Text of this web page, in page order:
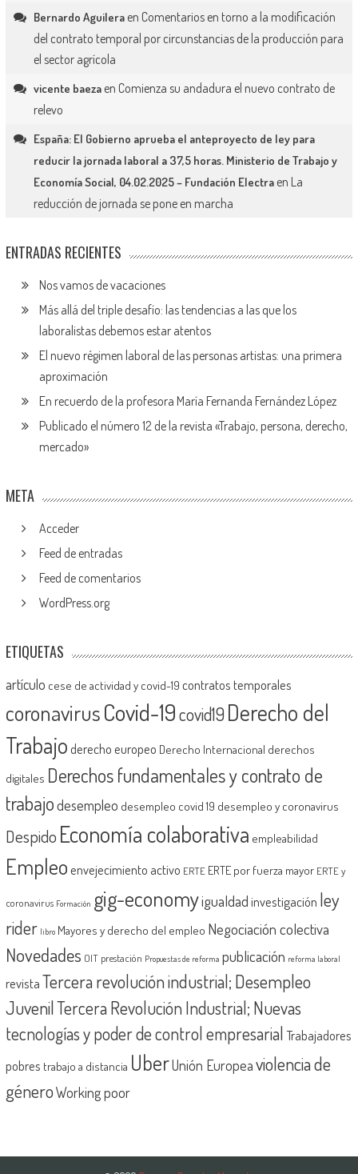
Bernardo Aguileraen Comentarios en torno a la modificación
del contrato temporal por circunstancias de la producción para
el sector agrícola
vicente baezaen Comienza su andadura el nuevo contrato de
relevo
España: El Gobierno aprueba el anteproyecto de ley para
reducir la jornada laboral a 37,5 horas. Ministerio de Trabajo y
Economía Social, 04.02.2025 – Fundación Electraen La
reducción de jornada se pone en marcha
ENTRADAS RECIENTES
Nos vamos de vacaciones
Más allá del triple desafío: las tendencias a las que los
laboralistas debemos estar atentos
El nuevo régimen laboral de las personas artistas: una primera
aproximación
En recuerdo de la profesora María Fernanda Fernández López
Publicado el número 12 de la revista «Trabajo, persona, derecho,
mercado»
META
Acceder
Feed de entradas
Feed de comentarios
WordPress.org
ETIQUETAS
artículo cese de actividad y covid-19 contratos temporales
coronavirusCovid-19covid19 Derecho del
Trabajoderecho europeo Derecho Internacional derechos
digitales Derechos fundamentales y contrato de
trabajodesempleo desempleo covid 19 desempleo y coronavirus
Despido Economía colaborativa empleabilidad
Empleoenvejecimiento activo ERTE ERTE por fuerza mayor ERTE y
coronavirus Formación gig-economyigualdadinvestigación ley
rider libro Mayores y derecho del empleo Negociación colectiva
Novedades OIT prestación Propuestas de reforma publicación reforma laboral
revistaTercera revolución industrial; Desempleo
JuvenilTercera Revolución Industrial; Nuevas
tecnologías y poder de control empresarial Trabajadores
pobres trabajo a distancia UberUnión Europeaviolencia de
géneroWorking poor